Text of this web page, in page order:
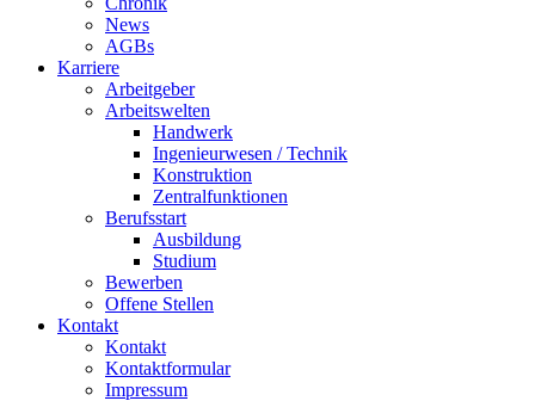
News
AGBs
Karriere
Arbeitgeber
Arbeitswelten
Handwerk
Ingenieurwesen / Technik
Konstruktion
Zentralfunktionen
Berufsstart
Ausbildung
Studium
Bewerben
Offene Stellen
Kontakt
Kontakt
Kontaktformular
Impressum